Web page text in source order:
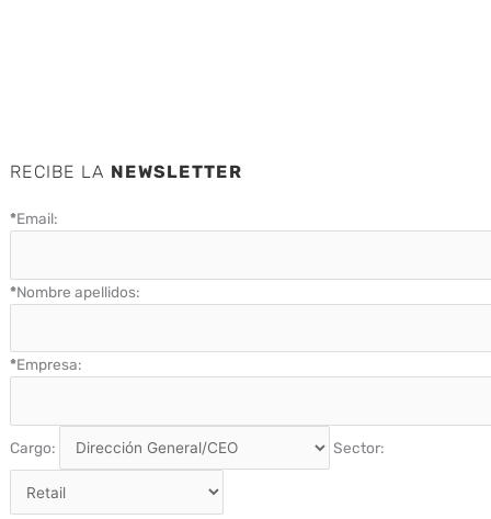
RECIBE LA NEWSLETTER
*Email:
*Nombre apellidos:
*Empresa:
Cargo: Sector: